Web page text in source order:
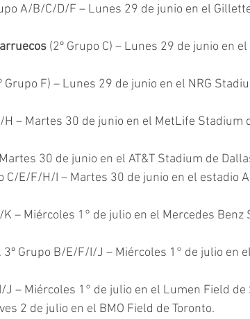
A/B/C/D/F – Lunes 29 de junio en el
(2º Grupo C) – Lunes 29 de junio en
Grupo F) – Lunes 29 de junio en el NRG
H – Martes 30 de junio en el MetLife Stadium
30 de junio en el AT&T Stadium de
C/E/F/H/I – Martes 30 de junio en el estadio
– Miércoles 1° de julio en el Mercedes Benz
3º Grupo B/E/F/I/J – Miércoles 1° de julio en
J – Miércoles 1° de julio en el Lumen Field de
2 de julio en el BMO Field de Toronto.